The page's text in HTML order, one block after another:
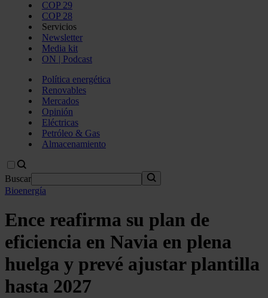
COP 29
COP 28
Servicios
Newsletter
Media kit
ON | Podcast
Política energética
Renovables
Mercados
Opinión
Eléctricas
Petróleo & Gas
Almacenamiento
Buscar
Bioenergía
Ence reafirma su plan de
eficiencia en Navia en plena
huelga y prevé ajustar plantilla
hasta 2027